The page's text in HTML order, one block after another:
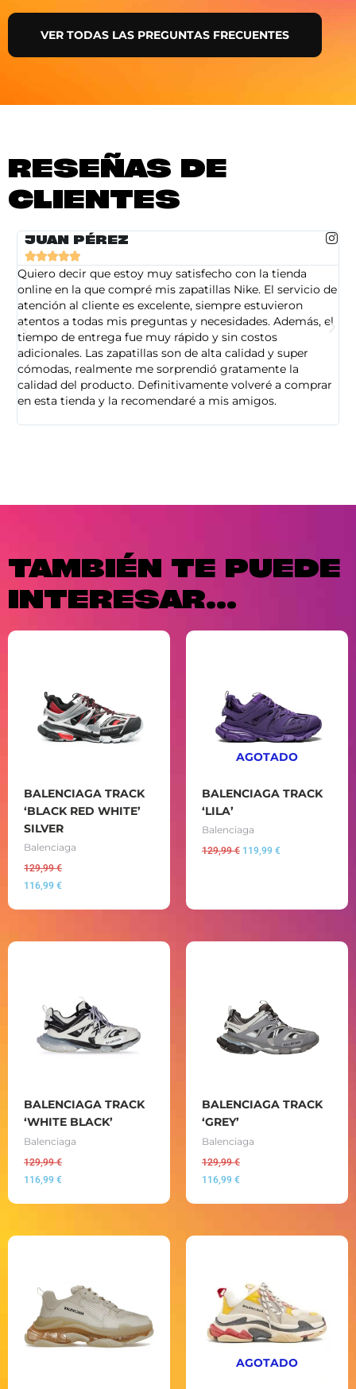
VER TODAS LAS PREGUNTAS FRECUENTES
RESEÑAS DE
CLIENTES
JUAN PÉREZ

Quiero decir que estoy muy satisfecho con la tienda
online en la que compré mis zapatillas Nike. El servicio de
atención al cliente es excelente, siempre estuvieron
atentos a todas mis preguntas y necesidades. Además, el
tiempo de entrega fue muy rápido y sin costos
adicionales. Las zapatillas son de alta calidad y super
cómodas, realmente me sorprendió gratamente la
calidad del producto. Definitivamente volveré a comprar
en esta tienda y la recomendaré a mis amigos.
TAMBIÉN TE PUEDE
INTERESAR...
BALENCIAGA TRACK
‘BLACK RED WHITE’
SILVER
Balenciaga
129,99€
116,99 €
AGOTADO
BALENCIAGA TRACK
‘LILA’
Balenciaga
129,99€ 119,99 €
BALENCIAGA TRACK
‘WHITE BLACK’
Balenciaga
129,99€
116,99 €
BALENCIAGA TRACK
‘GREY’
Balenciaga
129,99€
116,99 €
AGOTADO